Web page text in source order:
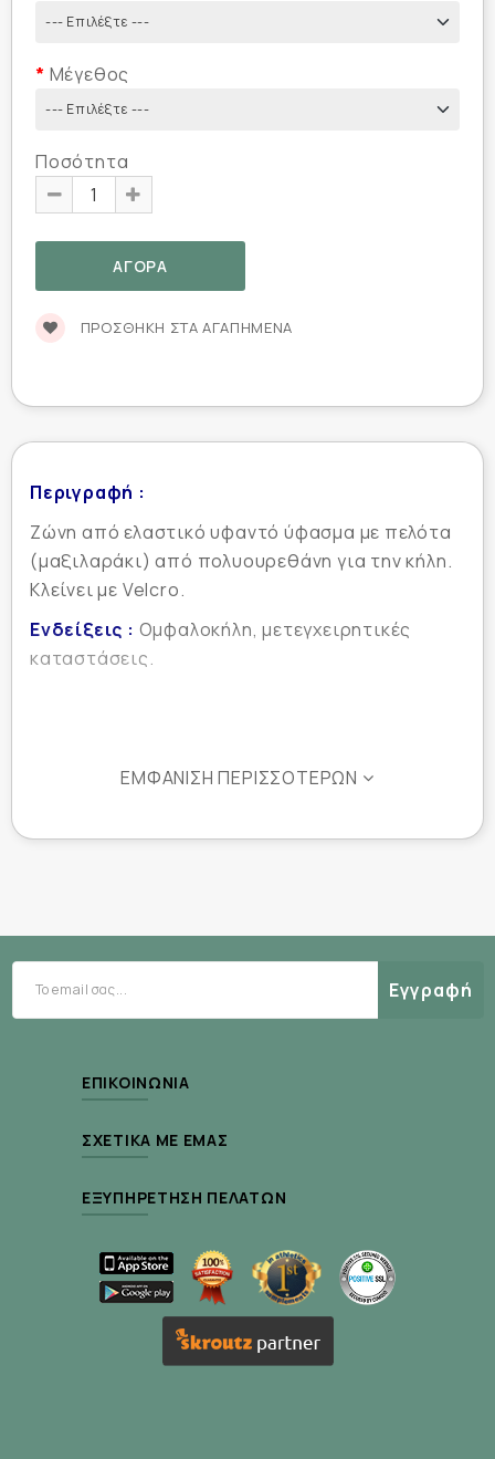
Μέγεθος
Ποσότητα
ΠΡΟΣΘΉΚΗ ΣΤΑ ΑΓΑΠΗΜΈΝΑ
Περιγραφή :
Ζώνη από ελαστικό υφαντό ύφασμα με πελότα
(μαξιλαράκι) από πολυουρεθάνη για την κήλη.
Κλείνει με Velcro.
Ενδείξεις : Ομφαλοκήλη, μετεγχειρητικές
καταστάσεις.
ΕΜΦΆΝΙΣΗ ΠΕΡΙΣΣΌΤΕΡΩΝ
Εγγραφή
ΕΠΙΚΟΙΝΩΝΊΑ
ΣΧΕΤΙΚΆ ΜΕ ΕΜΆΣ
ΕΞΥΠΗΡΈΤΗΣΗ ΠΕΛΑΤΏΝ